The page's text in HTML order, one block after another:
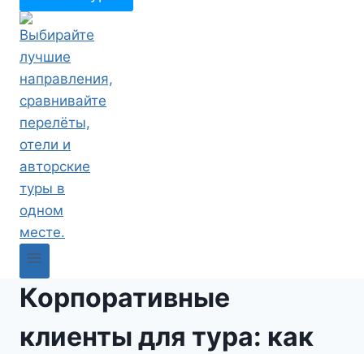
Корпоративные
клиенты для тура: как